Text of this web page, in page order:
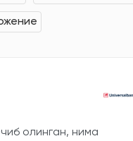
олинган, нима